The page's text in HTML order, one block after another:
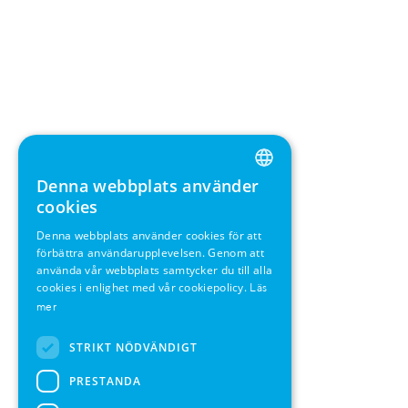
ENGLISH
SWEDISH
FRENCH
Denna webbplats använder
cookies
Denna webbplats använder cookies för att
förbättra användarupplevelsen. Genom att
använda vår webbplats samtycker du till alla
cookies i enlighet med vår cookiepolicy. Läs
mer
STRIKT NÖDVÄNDIGT
PRESTANDA